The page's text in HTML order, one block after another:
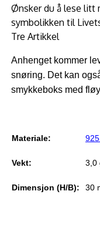
Ønsker du å lese litt
symbolikken til
Tre Artikkel
Anhenget kommer
snøring. Det kan
smykkeboks med
Materiale:
Vekt: 3,0
Dimensjon (H/B): 30